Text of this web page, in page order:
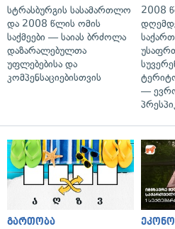
სტრასბურგის სასამართლო
და 2008 წლის ომის
საქმეები — საიას ბრძოლა
დაზარალებულთა
უფლებებისა და
კომპენსაციებისთვის
2008
—
გართობა